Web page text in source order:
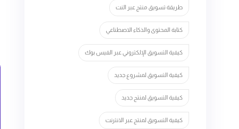
طريقة تسويق منتج عبر النت
كتابة المحتوى والذكاء الاصطناعي
كيفية التسويق الإلكتروني عبر الفيس بوك
كيفية التسويق لمشروع جديد
كيفية التسويق لمنتج جديد
كيفية التسويق لمنتج عبر الانترنت